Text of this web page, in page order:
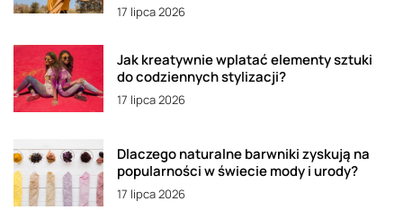
17 lipca 2026
Jak kreatywnie wplatać elementy sztuki
do codziennych stylizacji?
17 lipca 2026
Dlaczego naturalne barwniki zyskują na
popularności w świecie mody i urody?
17 lipca 2026